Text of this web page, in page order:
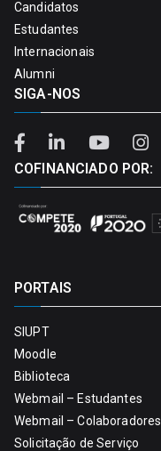
Candidatos
Estudantes
Internacionais
Alumni
SIGA-NOS
COFINANCIADO POR:
PORTAIS
SIUPT
Moodle
Biblioteca
Webmail – Estudantes
Webmail – Colaboradores
Solicitação de Serviço